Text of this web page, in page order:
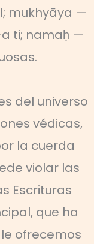
mukhyāya —
ti; namaḥ —
del universo
védicas,
la cuerda
violar las
Escrituras
que ha
ofrecemos